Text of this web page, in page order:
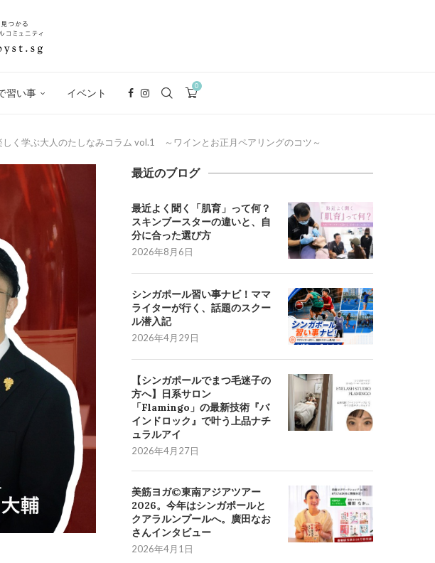
習い事 イベント
0
く学ぶ大人のたしなみコラム vol.1 ～ワインとお正月ペアリングのコツ～
最近のブログ
最近よく聞く「肌育」って何？
スキンブースターの違いと、自
分に合った選び方
2026年8月6日
シンガポール習い事ナビ！ママ
ライターが行く、話題のスクー
ル潜入記
2026年4月29日
【シンガポールでまつ毛迷子の
方へ】日系サロン
「Flamingo」の最新技術『バ
インドロック』で叶う上品ナチ
ュラルアイ
2026年4月27日
美筋ヨガ©東南アジアツアー
2026。今年はシンガポールと
クアラルンプールへ。廣田なお
さんインタビュー
2026年4月1日